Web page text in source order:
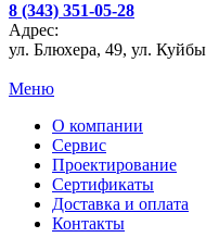
8 (343) 351-05-28
Адрес:
ул. Блюхера, 49, ул.
Меню
О компании
Сервис
Проектирование
Сертификаты
Доставка и оплата
Контакты